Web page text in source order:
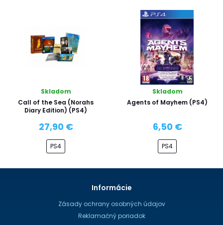
Skladom
Call of the Sea (Norahs
Diary Edition) (PS4)
27,90 €
PS4
Skladom
Agents of Mayhem (PS4)
6,50 €
PS4
Informácie
Zásady ochrany osobných údajov
Reklamačný poriadok